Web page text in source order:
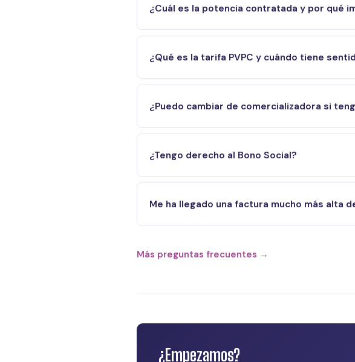
¿Cuál es la potencia contratada y por qué
¿Qué es la tarifa PVPC y cuándo tiene
¿Puedo cambiar de comercializadora si
¿Tengo derecho al Bono Social?
Me ha llegado una factura mucho más alta
Más preguntas frecuentes →
¿Empezamos?